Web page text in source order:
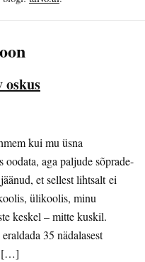
oskus
kui mu üsna
oodata, aga paljude sõprade-
et sellest lihtsalt ei
ülikoolis, minu
keskel – mitte kuskil.
35 nädalasest
[…]